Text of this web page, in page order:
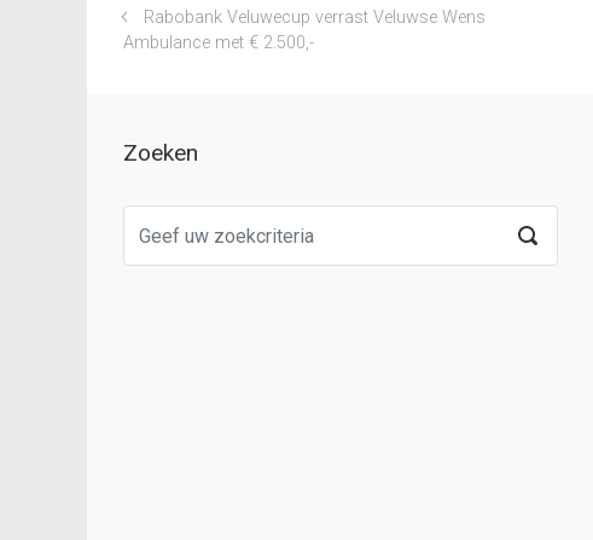
Rabobank Veluwecup verrast Veluwse Wens
Ambulance met € 2.500,-
Zoeken